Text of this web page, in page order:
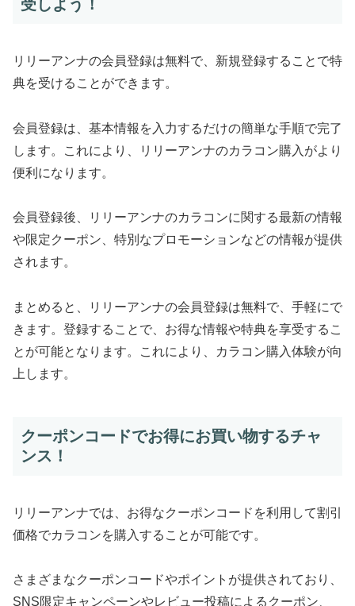
受しよう！
リリーアンナの会員登録は無料で、新規登録することで特
典を受けることができます。
会員登録は、基本情報を入力するだけの簡単な手順で完了
します。これにより、リリーアンナのカラコン購入がより
便利になります。
会員登録後、リリーアンナのカラコンに関する最新の情報
や限定クーポン、特別なプロモーションなどの情報が提供
されます。
まとめると、リリーアンナの会員登録は無料で、手軽にで
きます。登録することで、お得な情報や特典を享受するこ
とが可能となります。これにより、カラコン購入体験が向
上します。
クーポンコードでお得にお買い物するチャ
ンス！
リリーアンナでは、お得なクーポンコードを利用して割引
価格でカラコンを購入することが可能です。
さまざまなクーポンコードやポイントが提供されており、
SNS限定キャンペーンやレビュー投稿によるクーポン、